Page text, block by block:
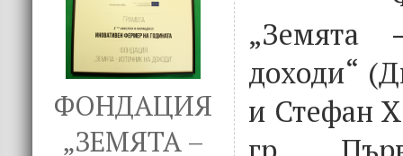
ФОНДАЦИЯ
„ЗЕМЯТА –
„Земята
доходи“
и Стефан